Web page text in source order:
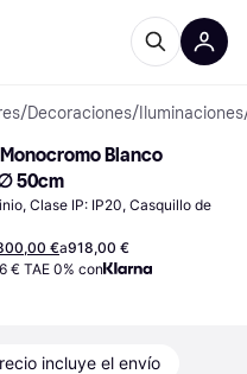
/Decoraciones/ Iluminaciones
Blanco
50cm
Clase IP: IP20, Casquillo de
€a918,00 €
€ TAE 0% con
incluye el envío